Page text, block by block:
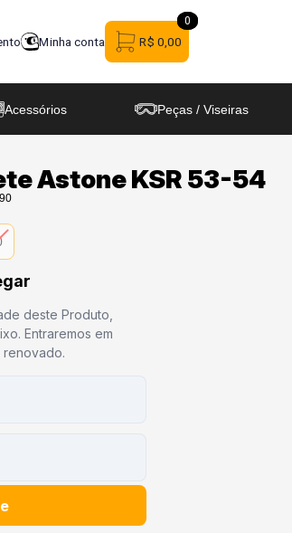
Minha conta
0
0
R$ 0,00
Acessórios Peças / Viseiras
Astone KSR 53-54
deste Produto,
Entraremos em